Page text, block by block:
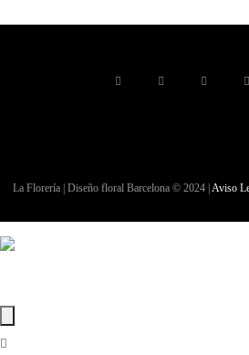
La Florería | Diseño floral Barcelona © 2024 |Aviso